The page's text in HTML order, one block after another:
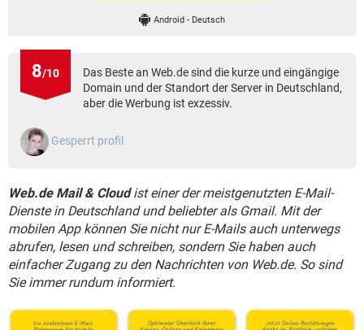
TIKTOK
FACEBOOK
WHATSAPP
FACEBOOK HARDWARE
Android - Deutsch
8/10
Das Beste an Web.de sind die kurze und eingängige
Domain und der Standort der Server in Deutschland,
aber die Werbung ist exzessiv.
Gesperrt profil
Web.de Mail & Cloudist einer der meistgenutzten E-Mail-
Dienste in Deutschland und beliebter als Gmail. Mit der
mobilen App können Sie nicht nur E-Mails auch unterwegs
abrufen, lesen und schreiben, sondern Sie haben auch
einfacher Zugang zu den Nachrichten von Web.de. So sind
Sie immer rundum informiert.